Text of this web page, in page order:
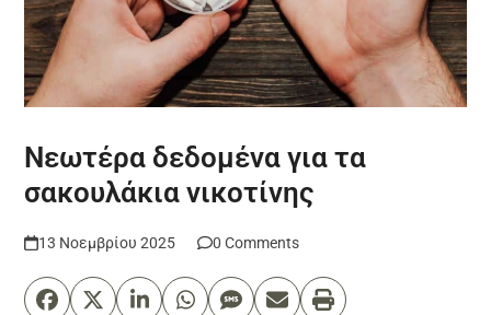
Νεωτέρα δεδομένα για τα
σακουλάκια νικοτίνης
13 Νοεμβρίου 2025 0 Comments